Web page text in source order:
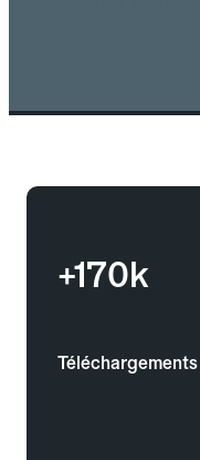
+170k
Téléchargements